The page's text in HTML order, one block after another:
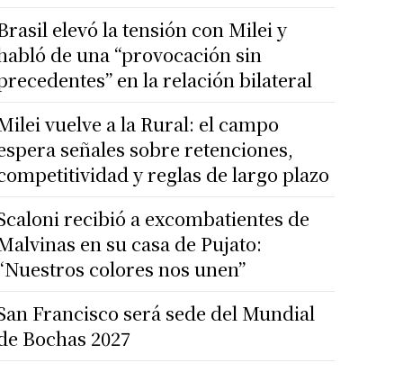
elevó la tensión con Milei y
de una “provocación sin
en la relación bilateral
vuelve a la Rural: el campo
señales sobre retenciones,
y reglas de largo plazo
recibió a excombatientes de
en su casa de Pujato:
colores nos unen”
Francisco será sede del Mundial
Bochas 2027